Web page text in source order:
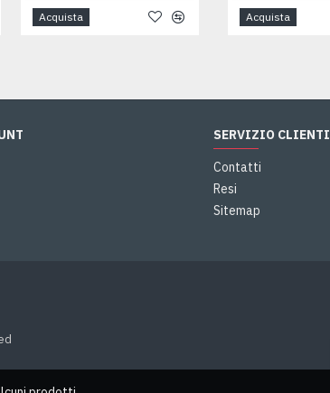
Acquista Acquista
Acquista
SERVIZIO CLIENTI
Contatti
Resi
Sitemap